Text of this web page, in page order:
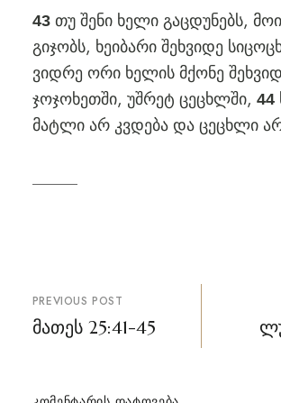
43 თუ შენი ხელი გაცდუნებს,
გიჯობს, ხეიბარი შეხვიდე
ვიდრე ორი ხელის მქონე
ჯოჯოხეთში, უშრეტ ცეცხლში, 44
მატლი არ კვდება და ცეცხლი
პოსტის
ნავიგაცია
PREVIOUS POST
მათეს 25:41-45